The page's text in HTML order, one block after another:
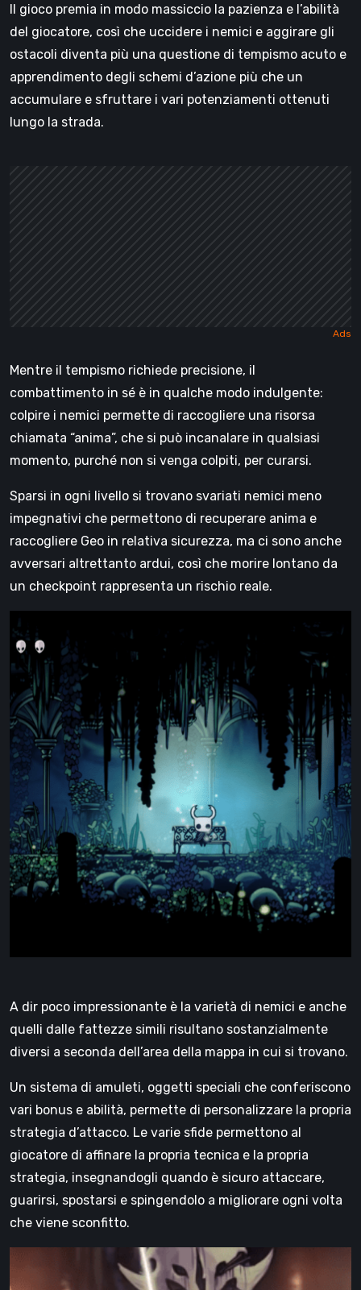
Il gioco premia in modo massiccio la pazienza e l’abilità
del giocatore, così che uccidere i nemici e aggirare gli
ostacoli diventa più una questione di tempismo acuto e
apprendimento degli schemi d’azione più che un
accumulare e sfruttare i vari potenziamenti ottenuti
lungo la strada.
Mentre il tempismo richiede precisione, il
combattimento in sé è in qualche modo indulgente:
colpire i nemici permette di raccogliere una risorsa
chiamata “anima”, che si può incanalare in qualsiasi
momento, purché non si venga colpiti, per curarsi.
Sparsi in ogni livello si trovano svariati nemici meno
impegnativi che permettono di recuperare anima e
raccogliere Geo in relativa sicurezza, ma ci sono anche
avversari altrettanto ardui, così che morire lontano da
un checkpoint rappresenta un rischio reale.
A dir poco impressionante è la varietà di nemici e anche
quelli dalle fattezze simili risultano sostanzialmente
diversi a seconda dell’area della mappa in cui si trovano.
Un sistema di amuleti, oggetti speciali che conferiscono
vari bonus e abilità, permette di personalizzare la propria
strategia d’attacco. Le varie sfide permettono al
giocatore di affinare la propria tecnica e la propria
strategia, insegnandogli quando è sicuro attaccare,
guarirsi, spostarsi e spingendolo a migliorare ogni volta
che viene sconfitto.